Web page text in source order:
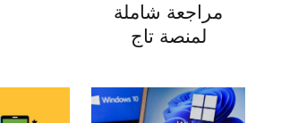
مراجعة شاملة
لمنصة تاج